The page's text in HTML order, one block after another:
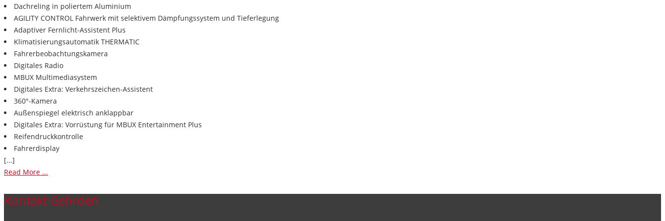
Dachreling in poliertem Aluminium
AGILITY CONTROL Fahrwerk mit selektivem Dämpfungssystem und Tieferlegung
Adaptiver Fernlicht-Assistent Plus
Klimatisierungsautomatik THERMATIC
Fahrerbeobachtungskamera
Digitales Radio
MBUX Multimediasystem
Digitales Extra: Verkehrszeichen-Assistent
360°-Kamera
Außenspiegel elektrisch anklappbar
Digitales Extra: Vorrüstung für MBUX Entertainment Plus
Reifendruckkontrolle
Fahrerdisplay
[...]
Read More ...
Kontakt Gehrden